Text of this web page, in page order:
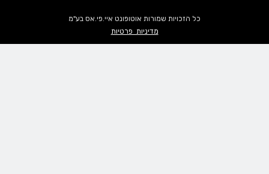
כל הזכויות שמורות אוטופונט איי.פי.אס בע"מ
מדיניות פרטיות